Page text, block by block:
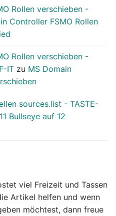
Rollen verschieben -
Controller FSMO Rollen
Rollen verschieben -
IT zu MS Domain
sources.list - TASTE-
Bullseye auf 12
viel Freizeit und Tassen
Artikel helfen und wenn
möchtest, dann freue